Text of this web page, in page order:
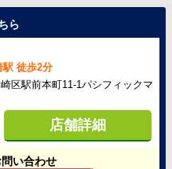
ら
駅 徒歩2分
区駅前本町11-1パシフィックマ
店舗詳細
い合わせ